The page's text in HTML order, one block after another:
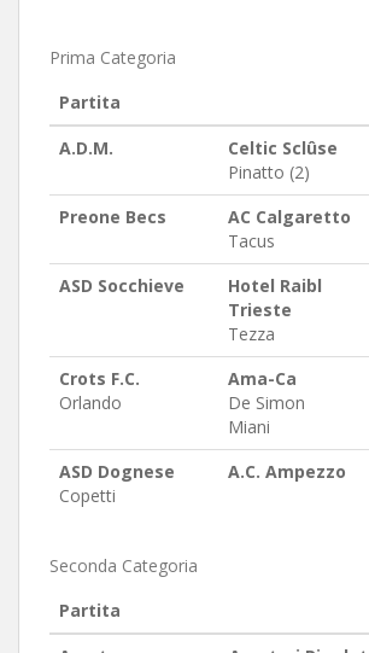
Prima Categoria
Partita
A.D.M.
Celtic Sclûse
Pinatto (2)
Preone Becs
AC Calgaretto
Tacus
ASD Socchieve
Hotel Raibl
Trieste
Tezza
Crots F.C.
Orlando
Ama-Ca
De Simon
Miani
ASD Dognese
Copetti
A.C. Ampezzo
Seconda Categoria
Partita